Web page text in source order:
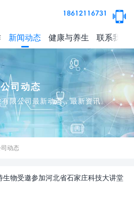
18612116731
新闻动态 健康与养生 联系我们
公司动态
限公司最新动态，最新资讯。
动态
生物受邀参加河北省石家庄科技大讲堂